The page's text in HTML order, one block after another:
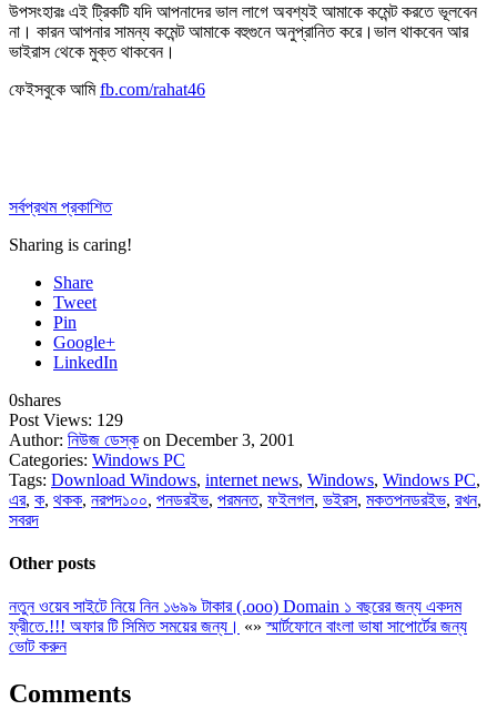
উপসংহারঃ এই ট্রিকটি যদি আপনাদের ভাল লাগে অবশ্যই আমাকে কমেন্ট করতে ভূলবেন
না। কারন আপনার সামন্য কমেন্ট আমাকে বহুগুনে অনুপ্রানিত করে।ভাল থাকবেন আর
ভাইরাস থেকে মুক্ত থাকবেন।
ফেইসবুকে আমিfb.com/rahat46
সর্বপ্রথম প্রকাশিত
Sharing is caring!
Share
Tweet
Pin
Google+
LinkedIn
0shares
Post Views: 129
Author: নিউজ ডেস্ক on December 3, 2001
Categories: Windows PC
Tags: Download Windows, internet news, Windows, Windows PC,
এর, ক, থকক, নরপদ১০০, পনডরইভ, পরমনত, ফইলগল, ভইরস, মকতপনডরইভ, রখন,
সবরদ
Other posts
নতুন ওয়েব সাইটে নিয়ে নিন ১৬৯৯ টাকার (.ooo) Domain ১ বছরের জন্য একদম
ফ্রীতে.!!! অফার টি সিমিত সময়ের জন্য। «»স্মার্টফোনে বাংলা ভাষা সাপোর্টের জন্য
ভোট করুন
Comments